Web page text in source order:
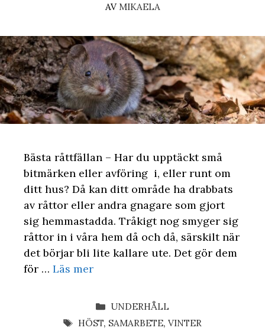
AV MIKAELA
Bästa råttfällan – Har du upptäckt små
bitmärken eller avföring i, eller runt om
ditt hus? Då kan ditt område ha drabbats
av råttor eller andra gnagare som gjort
sig hemmastadda. Tråkigt nog smyger sig
råttor in i våra hem då och då, särskilt när
det börjar bli lite kallare ute. Det gör dem
för … Läs mer
KATEGORIER
UNDERHÅLL
ETIKETTER
HÖST, SAMARBETE, VINTER